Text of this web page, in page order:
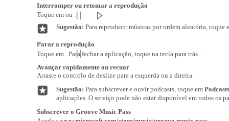
Interromper ou retomar a reprodução
Toque em ou .
Sugestão: Para reproduzir músicas por ordem aleatória, toque
Parar a reprodução
Toque em . Para fechar a aplicação, toque na tecla para trás .
Avançar rapidamente ou recuar
Arraste o controlo de deslize para a esquerda ou a direita.
Sugestão: Para subscrever e ouvir podcasts, toque em Podcasts
aplicações. O serviço pode não estar disponível em todos os
Subscrever o Groove Music Pass